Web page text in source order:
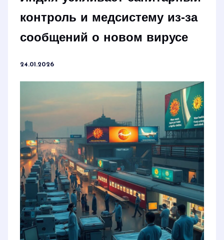
контроль и медсистему из‑за
сообщений о новом вирусе
24.01.2026